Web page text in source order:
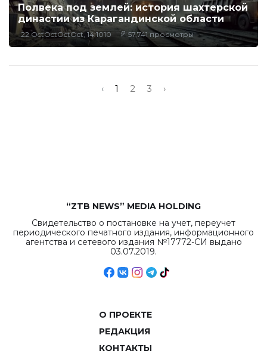
Полвека под землей: история шахтерской
династии из Карагандинской области
22 OctOctOctOct, 14:1010 57,741 просмотры
‹ 1 2 3 ›
“ZTB NEWS” MEDIA HOLDING
Свидетельство о постановке на учет, переучет
периодического печатного издания, информационного
агентства и сетевого издания №17772-СИ выдано
03.07.2019.
О ПРОЕКТЕ
РЕДАКЦИЯ
КОНТАКТЫ